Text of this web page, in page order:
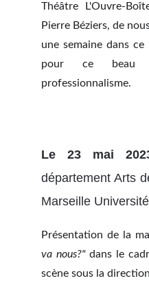
Théâtre L'Ouvre-
Pierre Béziers, de
une semaine dans
pour ce beau
professionnalisme.
Le 23 mai
département Arts
Marseille Université
Présentation de la
va nous?"dans le
scène sous la